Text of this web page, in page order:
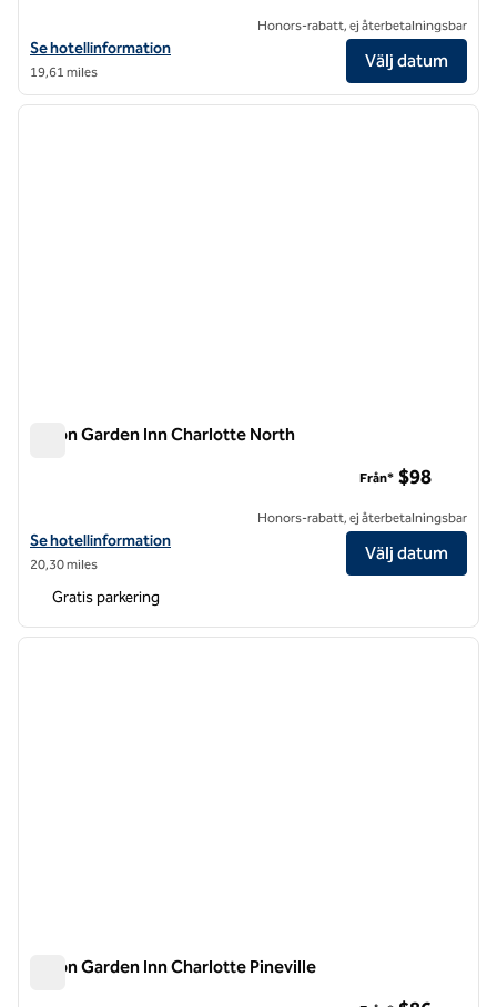
Visa hotelluppgifter för Hilton Garden Inn Charlotte Uptown
Se hotellinformation
19,61 miles
Honors-rabatt, ej återbetalningsbar
Välj datum
1/12
1 av 12
nästa
Hilton Garden Inn Charlotte North
Visa hotelluppgifter för Hilton Garden Inn Charlotte North
Se hotellinformation
20,30 miles
Från* $98
Honors-rabatt, ej återbetalningsbar
Välj datum
Gratis parkering
1 av 12
nästa
Hilton Garden Inn Charlotte Pineville